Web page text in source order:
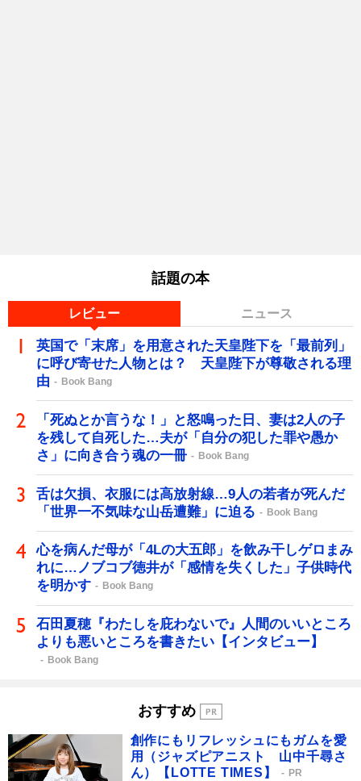
話題の本
レビュー ニュース
英国で「末席」を用意された天皇陛下を「最前列」
に呼び寄せた人物とは？ 天皇陛下が尊敬される理
由
Book Bang
「死ぬとか言うな！」と怒鳴った日、妻は2人の子
を残して自死した…夫が「自分の犯した罪や愚か
さ」に向き合う魂の一冊
Book Bang
舌は欠損、衣服には高放射線…9人の若者が死んだ
「世界一不気味な山岳遭難」に迫る
Book Bang
心を病んだ母が「4Lの大五郎」を飲み干しゲロまみ
れに…ノブコブ徳井が「感情を失くした」子供時代
を明かす
Book Bang
石田夏穂『わたしを庇わないで』人間のいいところ
よりも悪いところを書きたい【インタビュー】
Book Bang
おすすめ
創作にもリフレッシュにもガムを愛
用（ジャズピアニスト 山中千尋さ
ん）【LOTTE TIMES】
PR